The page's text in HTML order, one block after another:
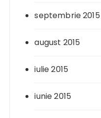
septembrie 2015
august 2015
iulie 2015
iunie 2015